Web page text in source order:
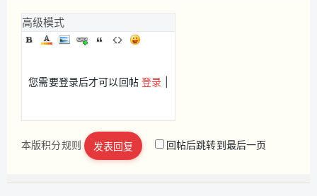
高级模式
您需要登录后才可以回帖登录
立即注册
本版积分规则 发表回复 回帖后跳转到最后一页